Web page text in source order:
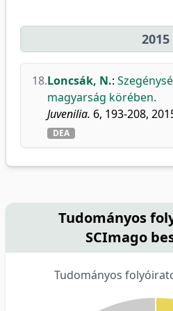
2015
18.Loncsák, N.:
magyarság körében.
Juvenilia. 6, 193-208,
DEA
Tudományos
SCImago
Tudományos